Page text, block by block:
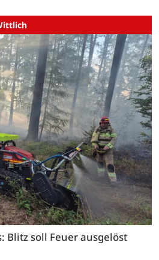
Blitz soll Feuer ausgelöst